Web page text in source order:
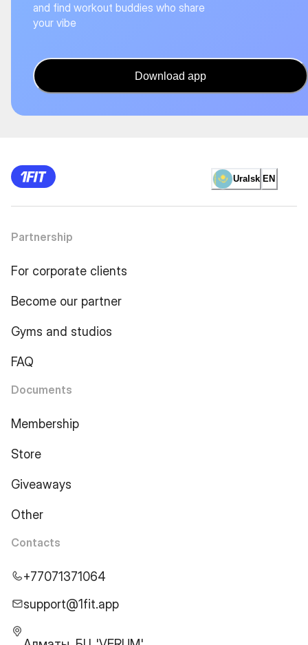
and find workout buddies who share
your vibe
Download app
Uralsk EN
Partnership
For corporate clients
Become our partner
Gyms and studios
FAQ
Documents
Membership
Store
Giveaways
Other
Contacts
+77071371064
support@1fit.app